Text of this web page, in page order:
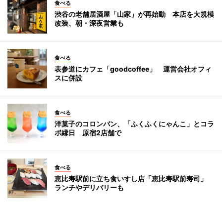
食べる
渋谷の老舗居酒屋「山家」が再始動 本店を大規模
改装、朝・深夜営業も
食べる
表参道にカフェ「goodcoffee」 運営会社オフィ
スに併設
食べる
洋菓子のコロンバン、「ふくふくにゃんこ」とコラ
ボ縁日 原宿2店舗で
食べる
恵比寿駅前に立ち食いすし店「恵比寿駅前寿司」
ランチやデリバリーも